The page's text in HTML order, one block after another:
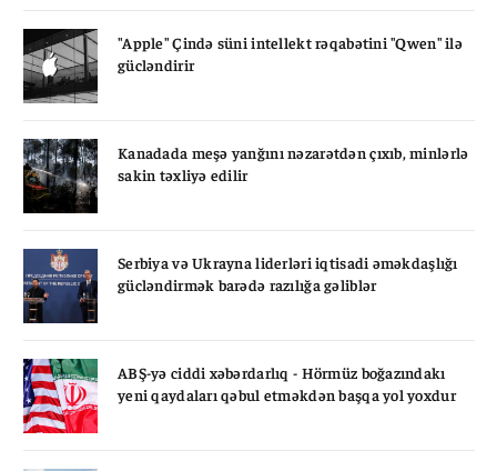
"Apple" Çində süni intellekt rəqabətini "Qwen" ilə
gücləndirir
Kanadada meşə yanğını nəzarətdən çıxıb, minlərlə
sakin təxliyə edilir
Serbiya və Ukrayna liderləri iqtisadi əməkdaşlığı
gücləndirmək barədə razılığa gəliblər
ABŞ-yə ciddi xəbərdarlıq - Hörmüz boğazındakı
yeni qaydaları qəbul etməkdən başqa yol yoxdur